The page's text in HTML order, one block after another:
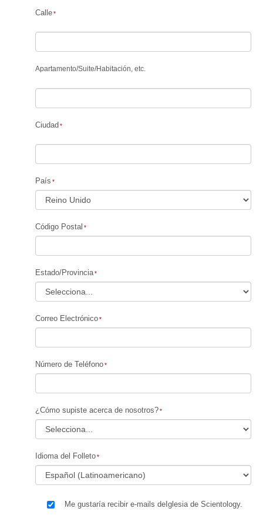
Calle
Apartamento/Suite/Habitación, etc.
Ciudad
País
Código Postal
Estado/Provincia
Correo Electrónico
Número de Teléfono
¿Cómo supiste acerca de nosotros?
Idioma del Folleto
Me gustaría recibir e-mails deIglesia de Scientology.